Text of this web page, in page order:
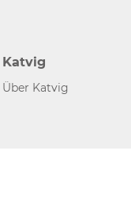
Katvig
Über Katvig